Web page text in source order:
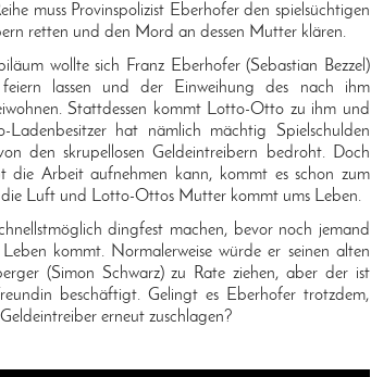
muss Provinspolizist Eberhofer den spielsüchtigen
retten und den Mord an dessen Mutter klären.
wollte sich Franz Eberhofer (Sebastian Bezzel)
lassen und der Einweihung des nach ihm
Stattdessen kommt Lotto-Otto zu ihm und
hat nämlich mächtig Spielschulden
den skrupellosen Geldeintreibern bedroht. Doch
die Arbeit aufnehmen kann, kommt es schon zum
Luft und Lotto-Ottos Mutter kommt ums Leben.
dingfest machen, bevor noch jemand
kommt. Normalerweise würde er seinen alten
(Simon Schwarz) zu Rate ziehen, aber der ist
beschäftigt. Gelingt es Eberhofer trotzdem,
erneut zuschlagen?